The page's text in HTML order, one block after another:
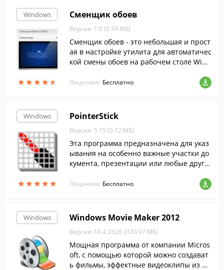
Windows
★★★★★
★★★★★
Сменщик обоев
Версия: 1.0 (0.74 МБ)
Сменщик обоев - это небольшая и прост
ая в настройке утилита для автоматичес
кой смены обоев на рабочем столе Wind
Лицензия: Бесплатно
Windows
★★★★★
★★★★★
PointerStick
Версия: 5.15 (0.72 МБ)
Эта программа предназначена для указ
ывания на особенно важные участки до
кумента, презентации или любые други
Лицензия: Бесплатно
Windows Windows Movie Maker 2012
Версия: 16.4.3528. (130.97 МБ)
Мощная программа от компании Micros
oft, с помощью которой можно создават
ь фильмы, эффектные видеоклипы из фо